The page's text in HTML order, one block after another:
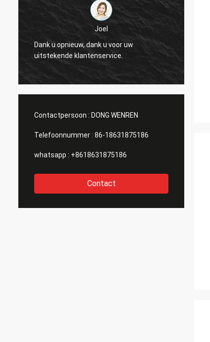
Joel
Dank u opnieuw, dank u voor uw
uitstekende klantenservice.
Contactpersoon : DONG WENREN
Telefoonnummer : 86-18631875186
whatsapp : +8618631875186
Contact